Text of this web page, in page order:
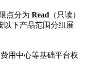
点分为 Read （只读）
以下产品范围分组展
费用中心等基础平台权